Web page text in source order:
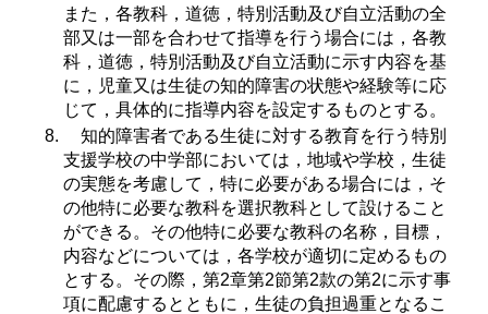
また，各教科，道徳，特別活動及び自立活動の全
部又は一部を合わせて指導を行う場合には，各教
科，道徳，特別活動及び自立活動に示す内容を基
に，児童又は生徒の知的障害の状態や経験等に応
じて，具体的に指導内容を設定するものとする。
知的障害者である生徒に対する教育を行う特別
支援学校の中学部においては，地域や学校，生徒
の実態を考慮して，特に必要がある場合には，そ
の他特に必要な教科を選択教科として設けること
ができる。その他特に必要な教科の名称，目標，
内容などについては，各学校が適切に定めるもの
とする。その際，第2章第2節第2款の第2に示す事
項に配慮するとともに，生徒の負担過重となるこ